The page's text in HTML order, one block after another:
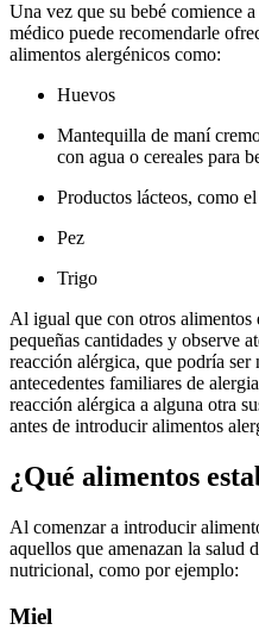
Una vez que su bebé comience
médico puede recomendarle
alimentos alergénicos como:
Huevos
Mantequilla de maní
con agua o cereales para
Productos lácteos, como
Pez
Trigo
Al igual que con otros alimentos
pequeñas cantidades y observe
reacción alérgica, que podría ser
antecedentes familiares de
reacción alérgica a alguna otra
antes de introducir alimentos
¿Qué alimentos
Al comenzar a introducir
aquellos que amenazan la salud
nutricional, como por ejemplo:
Miel